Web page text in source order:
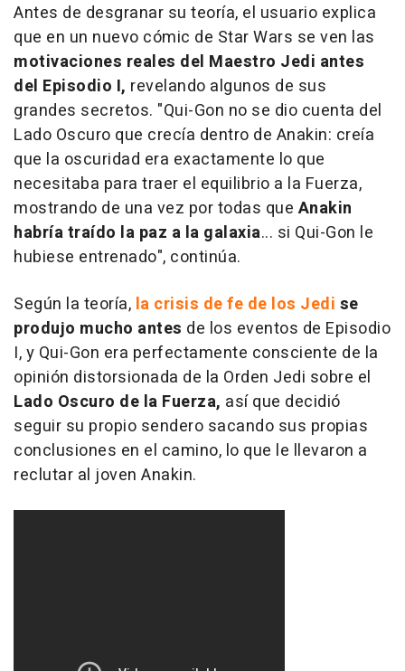
Antes de desgranar su teoría, el usuario explica
que en un nuevo cómic de Star Wars se ven las
motivaciones reales del Maestro Jedi antes
del Episodio I, revelando algunos de sus
grandes secretos. "Qui-Gon no se dio cuenta del
Lado Oscuro que crecía dentro de Anakin: creía
que la oscuridad era exactamente lo que
necesitaba para traer el equilibrio a la Fuerza,
mostrando de una vez por todas que Anakin
habría traído la paz a la galaxia... si Qui-Gon le
hubiese entrenado", continúa.
Según la teoría, la crisis de fe de los Jedi se
produjo mucho antes de los eventos de Episodio
I, y Qui-Gon era perfectamente consciente de la
opinión distorsionada de la Orden Jedi sobre el
Lado Oscuro de la Fuerza, así que decidió
seguir su propio sendero sacando sus propias
conclusiones en el camino, lo que le llevaron a
reclutar al joven Anakin.